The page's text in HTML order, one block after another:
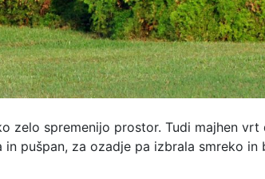
zelo spremenijo prostor. Tudi majhen
pušpan, za ozadje pa izbrala smreko